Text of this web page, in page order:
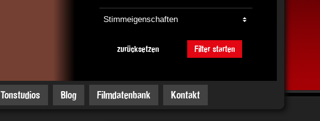
zurücksetzen Filter starten
Tonstudios Blog Filmdatenbank Kontakt